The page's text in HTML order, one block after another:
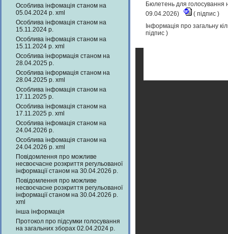
Особлива інфомація станом на
05.04.2024 р. xml
Особлива інфомація станом на
15.11.2024 р.
Особлива інфомація станом на
15.11.2024 р. xml
Особлива інформація станом на
28.04.2025 р.
Особлива інформація станом на
28.04.2025 р. xml
Особлива інфомація станом на
17.11.2025 р.
Особлива інфомація станом на
17.11.2025 р. xml
Особлива інфомація станом на
24.04.2026 р.
Особлива інфомація станом на
24.04.2026 р. xml
Повідомлення про можливе
несвоєчасне розкриття регульованої
інформації станом на 30.04.2026 р.
Повідомлення про можливе
несвоєчасне розкриття регульованої
інформації станом на 30.04.2026 р.
xml
інша інформація
Протокол про підсумки голосування
на загальних зборах 02.04.2024 р.
Бюлетень для голосування
09.04.2026)
( підпис )
Інформація про загальну
підпис )